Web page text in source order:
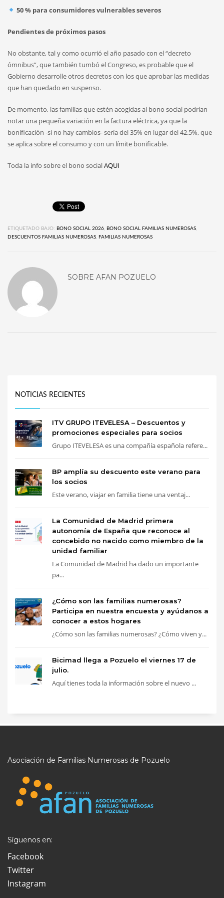
50 % para consumidores vulnerables severos
Pendientes de próximos pasos
No obstante, tal y como ocurrió el año pasado con el “decreto
ómnibus”, que también tumbó el Congreso, es probable que el
Gobierno desarrolle otros decretos con los que aprobar las medidas
que han quedado en suspenso.
De momento, las familias que estén acogidas al bono social podrían
notar una pequeña variación en la factura eléctrica, ya que la
bonificación -si no hay cambios- sería del 35% en lugar del 42.5%, que
se aplica sobre el consumo y con un límite bonificable.
Toda la info sobre el bono socialAQUI
ETIQUETADO BAJO: BONO SOCIAL 2026 BONO SOCIAL FAMILIAS NUMEROSAS
DESCUENTOS FAMILIAS NUMEROSAS
FAMILIAS NUMEROSAS
SOBRE AFAN POZUELO
NOTICIAS RECIENTES
ITV GRUPO ITEVELESA – Descuentos y
promociones especiales para socios
Grupo ITEVELESA es una compañía española refere...
BP amplía su descuento este verano para
los socios
Este verano, viajar en familia tiene una ventaj...
La Comunidad de Madrid primera
autonomía de España que reconoce al
concebido no nacido como miembro de la
unidad familiar
La Comunidad de Madrid ha dado un importante
pa...
¿Cómo son las familias numerosas?
Participa en nuestra encuesta y ayúdanos a
conocer a estos hogares
¿Cómo son las familias numerosas? ¿Cómo viven y...
Bicimad llega a Pozuelo el viernes 17 de
julio.
Aquí tienes toda la información sobre el nuevo ...
Asociación de Familias Numerosas de Pozuelo
Síguenos en:
Facebook
Twitter
Instagram